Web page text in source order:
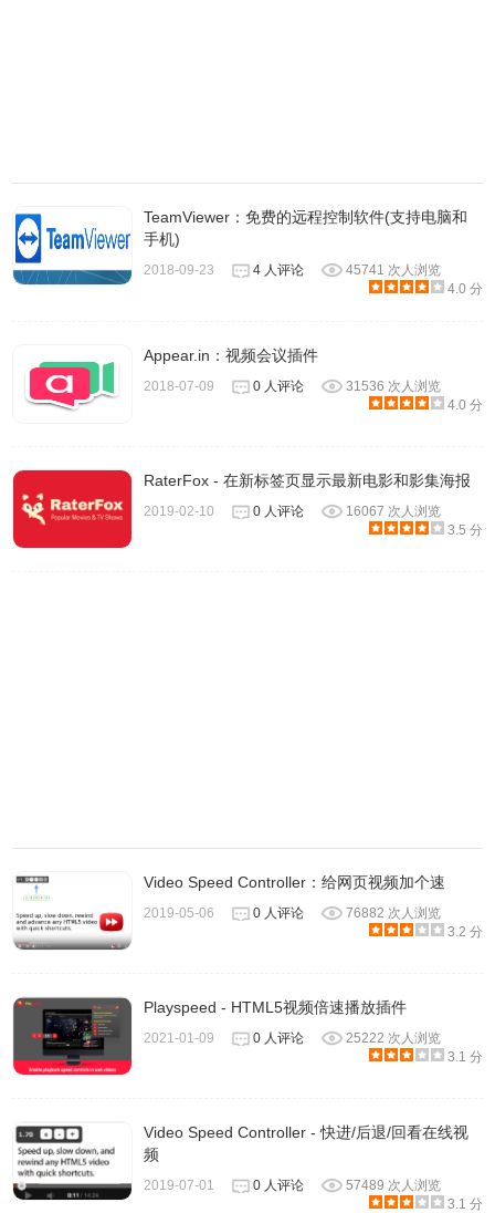
TeamViewer：免费的远程控制软件(支持电脑和
手机)
2018-09-23 4 人评论
45741 次人浏览
4.0 分
Appear.in：视频会议插件
2018-07-09 0 人评论
31536 次人浏览
4.0 分
RaterFox - 在新标签页显示最新电影和影集海报
2019-02-10 0 人评论
16067 次人浏览
3.5 分
Video Speed Controller：给网页视频加个速
2019-05-06 0 人评论
76882 次人浏览
3.2 分
Playspeed - HTML5视频倍速播放插件
2021-01-09 0 人评论
25222 次人浏览
3.1 分
Video Speed Controller - 快进/后退/回看在线视
频
2019-07-01 0 人评论
57489 次人浏览
3.1 分